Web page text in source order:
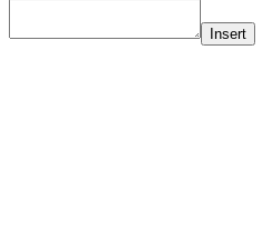
Insert